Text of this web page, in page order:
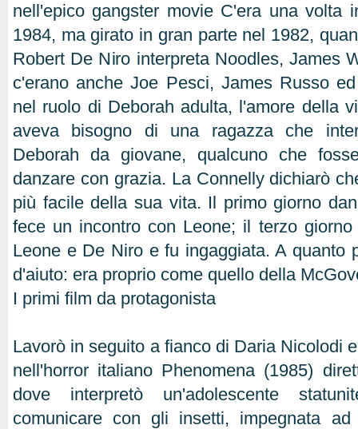
nell'epico gangster movie C'era una volta
1984, ma girato in gran parte nel 1982,
Robert De Niro interpreta Noodles, James
c'erano anche Joe Pesci, James Russo
nel ruolo di Deborah adulta, l'amore della
aveva bisogno di una ragazza che
Deborah da giovane, qualcuno che
danzare con grazia. La Connelly dichiarò
più facile della sua vita. Il primo giorno
fece un incontro con Leone; il terzo
Leone e De Niro e fu ingaggiata. A quanto
d'aiuto: era proprio come quello della
I primi film da protagonista
Lavorò in seguito a fianco di Daria Nicolodi
nell'horror italiano Phenomena (1985)
dove interpretò un'adolescente
comunicare con gli insetti, impegnata